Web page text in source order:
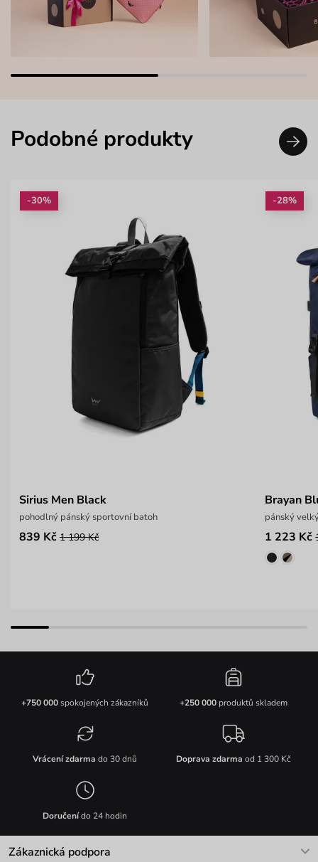
Podobné produkty
-30%
Sirius Men Black
pohodlný pánský sportovní batoh
839 Kč 1 199 Kč
-28%
Brayan
pánský
1 223 Kč
+750 000spokojených zákazníků +250 000produktů skladem
Vrácení zdarma do 30 dnů Doprava zdarma od 1 300 Kč
Doručenído 24 hodin
Zákaznická podpora